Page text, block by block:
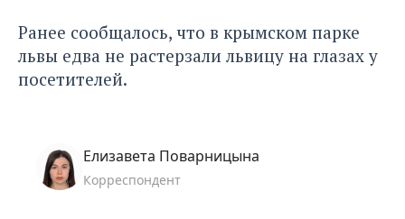
Ранее сообщалось, что в крымском парке
львы едва не растерзали львицу на глазах у
посетителей.
Елизавета Поварницына
Корреспондент